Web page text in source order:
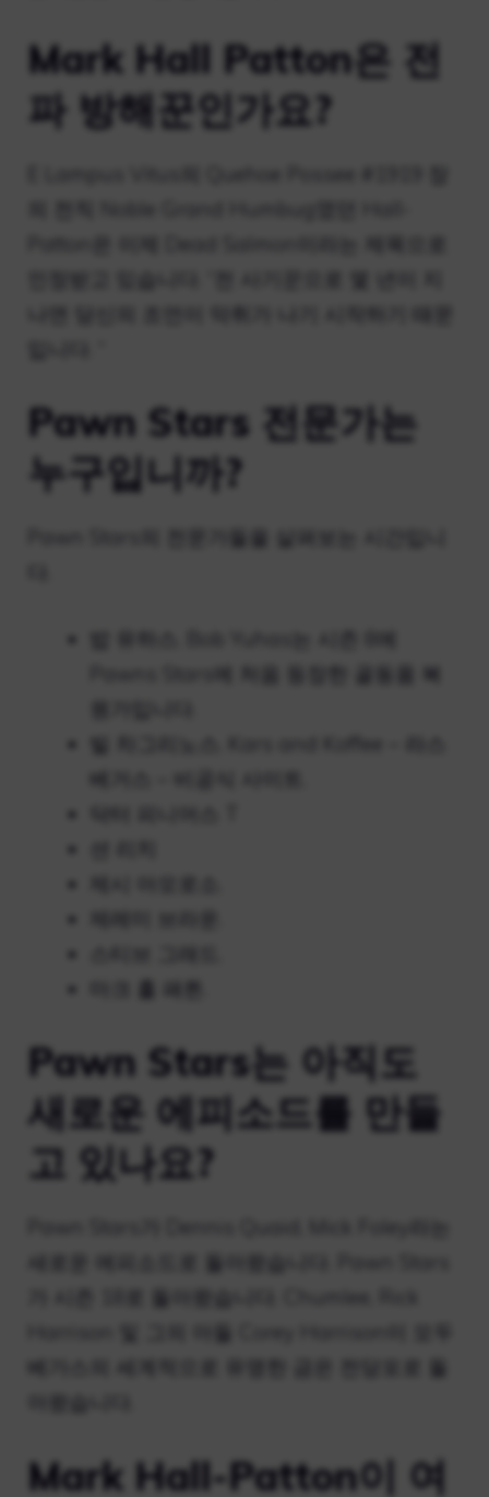
Mark Hall Patton은 전
파 방해꾼인가요?
Pawn Stars 전문가는
누구입니까?
Pawn Stars의 전문가들을 살펴보는 시간입니
Pawns Stars에 처음 등장한 골동품 복
빌 차그리노스. Kars and Koffee – 라스
마크 홀 패튼.
Pawn Stars는 아직도
새로운 에피소드를 만들
고 있나요?
새로운 에피소드로 돌아왔습니다. Pawn Stars
가 시즌 18로 돌아왔습니다. Chumlee, Rick
Harrison 및 그의 아들 Corey Harrison이 모두
베가스의 세계적으로 유명한 금은 전당포로 돌
Mark Hall-Patton이 여